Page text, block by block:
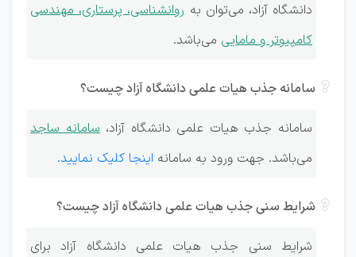
دانشگاه آزاد، می‌توان بهروانشناسی، پرستاری، مهندسی
کامپیوتر و مامایی می‌باشد.
سامانه جذب هیات علمی دانشگاه آزاد چیست؟
سامانه جذب هیات علمی دانشگاه آزاد،سامانه ساجد
می‌باشد. جهت ورود به سامانه اینجا کلیک نمایید.
شرایط سنی جذب هیات علمی دانشگاه آزاد چیست؟
شرایط سنی جذب هیات علمی دانشگاه آزاد برای